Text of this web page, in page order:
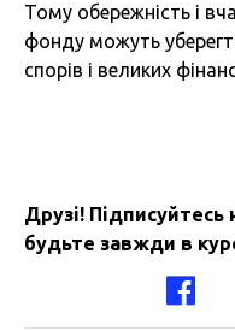
Тому обережність і
фонду можуть
спорів і великих
Друзі! Підписуйтесь
будьте завжди в